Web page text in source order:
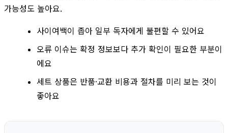
가능성도 높아요.
사이여백이 좁아 일부 독자에게 불편할 수 있어요
오류 이슈는 확정 정보보다 추가 확인이 필요한 부분이
에요
세트 상품은 반품·교환 비용과 절차를 미리 보는 것이
좋아요